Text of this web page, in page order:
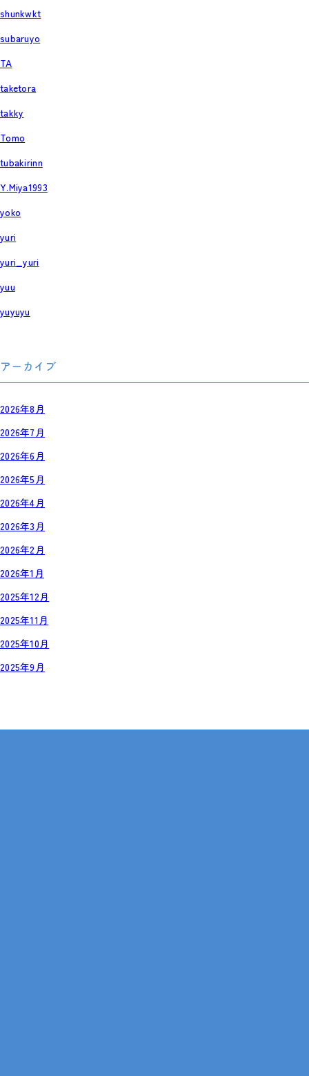
shunkwkt
subaruyo
TA
taketora
takky
Tomo
tubakirinn
Y.Miya1993
yoko
yuri
yuri_yuri
yuu
yuyuyu
アーカイブ
2026年8月
2026年7月
2026年6月
2026年5月
2026年4月
2026年3月
2026年2月
2026年1月
2025年12月
2025年11月
2025年10月
2025年9月